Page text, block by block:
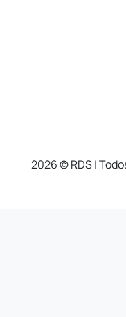
2026 © RDS |